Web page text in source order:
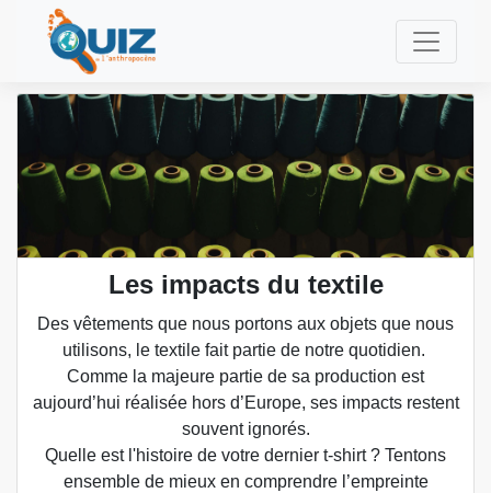
Les impacts du textile
Des vêtements que nous portons aux objets que nous
utilisons, le textile fait partie de notre quotidien.
Comme la majeure partie de sa production est
aujourd’hui réalisée hors d’Europe, ses impacts restent
souvent ignorés.
Quelle est l'histoire de votre dernier t-shirt ? Tentons
ensemble de mieux en comprendre l’empreinte